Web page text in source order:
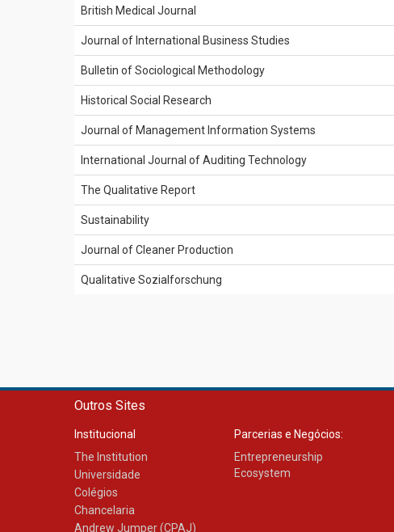
British Medical Journal
Journal of International Business Studies
Bulletin of Sociological Methodology
Historical Social Research
Journal of Management Information Systems
International Journal of Auditing Technology
The Qualitative Report
Sustainability
Journal of Cleaner Production
Qualitative Sozialforschung
Outros Sites
Institucional
The Institution
Universidade
Colégios
Chancelaria
Andrew Jumper (CPAJ)
Parcerias e Negócios:
Entrepreneurship
Ecosystem